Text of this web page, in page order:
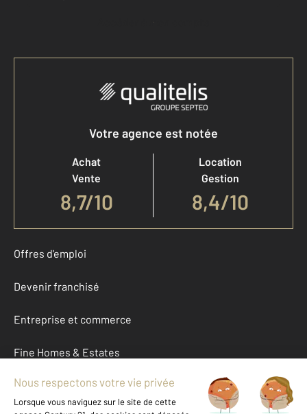
Accéder à mon compte
Votre agence est notée
Achat
Vente
8,7/10
Location
Gestion
8,4/10
Offres d'emploi
Devenir franchisé
Entreprise et commerce
Fine Homes & Estates
À propos